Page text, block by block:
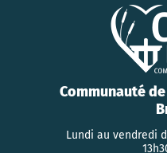
Communauté
Lundi au vendredi